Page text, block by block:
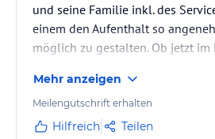
und seine Familie inkl. des
einem den Aufenthalt so
möglich zu gestalten. Ob jetzt
gefühlt und daher auch den
unserer kleinen Tochter
Johanneshof verbracht. Die
Mehr anzeigen
Meilengutschrift erhalten
Hilfreich Teilen